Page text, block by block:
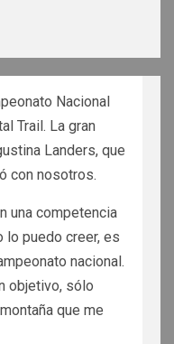
Nacional
Trail. La gran
Landers, que
con nosotros.
una competencia
lo puedo creer, es
nacional.
objetivo, sólo
que me